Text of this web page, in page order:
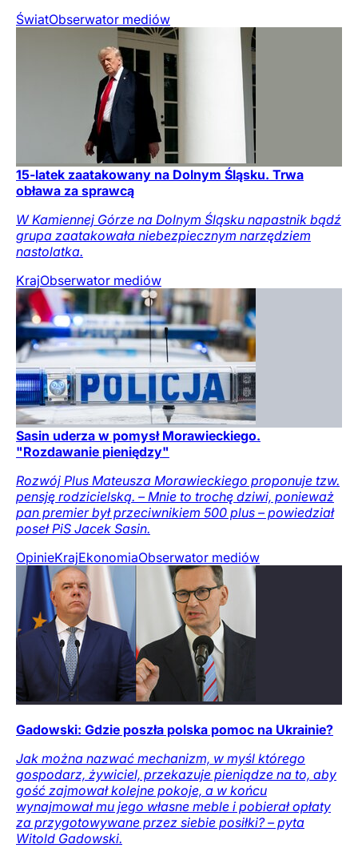
ŚwiatObserwator mediów
15-latek zaatakowany na Dolnym Śląsku. Trwa
obława za sprawcą
W Kamiennej Górze na Dolnym Śląsku napastnik bądź
grupa zaatakowała niebezpiecznym narzędziem
nastolatka.
KrajObserwator mediów
Sasin uderza w pomysł Morawieckiego.
"Rozdawanie pieniędzy"
Rozwój Plus Mateusza Morawieckiego proponuje tzw.
pensję rodzicielską. – Mnie to trochę dziwi, ponieważ
pan premier był przeciwnikiem 500 plus – powiedział
poseł PiS Jacek Sasin.
OpinieKrajEkonomiaObserwator mediów
Gadowski: Gdzie poszła polska pomoc na Ukrainie?
Jak można nazwać mechanizm, w myśl którego
gospodarz, żywiciel, przekazuje pieniądze na to, aby
gość zajmował kolejne pokoje, a w końcu
wynajmował mu jego własne meble i pobierał opłaty
za przygotowywane przez siebie posiłki? – pyta
Witold Gadowski.